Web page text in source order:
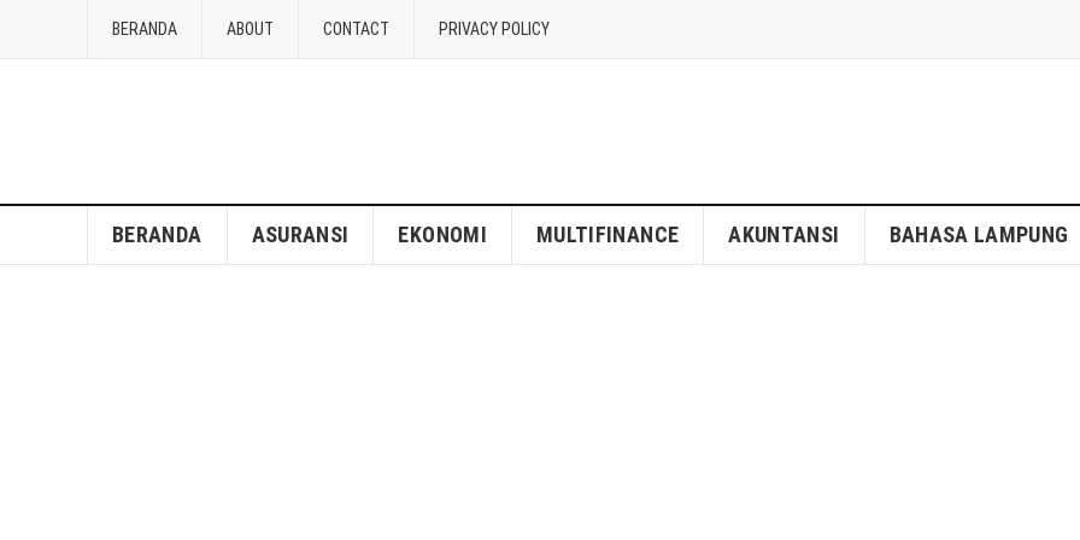
BERANDA ABOUT CONTACT PRIVACY POLICY
BERANDA ASURANSI EKONOMI MULTIFINANCE AKUNTANSI BAHASA LAMPUNG